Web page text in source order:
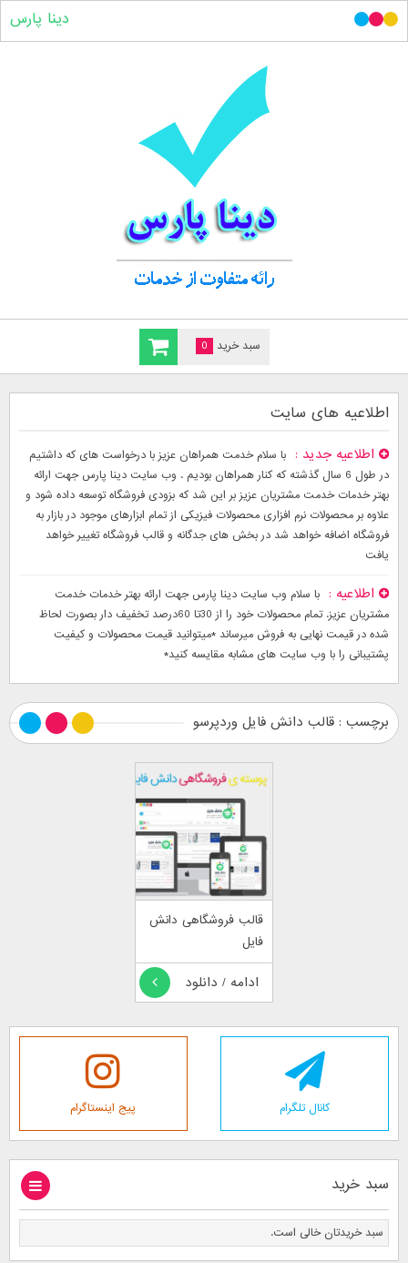
سبد خرید 0
دینا پارس
اطلاعیه های سایت
اطلاعیه جدید
با سلام خدمت همراهان عزیز با درخواست های که داشتیم
در طول 6 سال گذشته که کنار همراهان بودیم . وب سایت دینا پارس جهت ارائه
بهتر خدمات خدمت مشتریان عزیز بر این شد که بزودی فروشگاه توسعه داده شود و
علاوه بر محصولات نرم افزاری محصولات فیزیکی از تمام ابزارهای موجود در بازار به
فروشگاه اضافه خواهد شد در بخش های جدگانه و قالب فروشگاه تغییر خواهد
یافت
اطلاعیه
با سلام وب سایت دینا پارس جهت ارائه بهتر خدمات خدمت
مشتریان عزیز. تمام محصولات خود را از 30تا 60درصد تخفیف دار بصورت لحاظ
شده در قیمت نهایی به فروش میرساند *میتوانید قیمت محصولات و کیفیت
پشتیبانی را با وب سایت های مشابه مقایسه کنید*
برچسب : قالب دانش فایل وردپرسو
قالب فروشگاهی دانش
فایل
ادامه / دانلود
کانال تلگرام پیج اینستاگرام
سبد خرید
سبد خریدتان خالی است.